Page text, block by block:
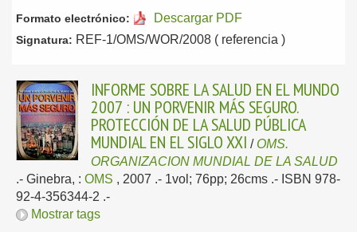
Formato electrónico: Descargar PDF
Signatura: REF-1/OMS/WOR/2008 ( referencia )
INFORME SOBRE LA SALUD EN EL MUNDO
2007 : UN PORVENIR MÁS SEGURO.
PROTECCIÓN DE LA SALUD PÚBLICA
MUNDIAL EN EL SIGLO XXI / OMS.
ORGANIZACION MUNDIAL DE LA SALUD
.- Ginebra, : OMS , 2007 .- 1vol; 76pp; 26cms .- ISBN 978-
92-4-356344-2 .-
Mostrar tags